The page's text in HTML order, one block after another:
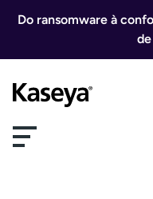
Do ransomware à